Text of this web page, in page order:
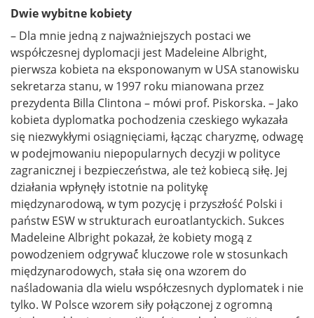
Dwie wybitne kobiety
– Dla mnie jedną z najważniejszych postaci we
współczesnej dyplomacji jest Madeleine Albright,
pierwsza kobieta na eksponowanym w USA stanowisku
sekretarza stanu, w 1997 roku mianowana przez
prezydenta Billa Clintona – mówi prof. Piskorska. – Jako
kobieta dyplomatka pochodzenia czeskiego wykazała
się niezwykłymi osiągnięciami, łącząc charyzmę, odwagę
w podejmowaniu niepopularnych decyzji w polityce
zagranicznej i bezpieczeństwa, ale też kobiecą siłę. Jej
działania wpłynęły istotnie na politykę̨
międzynarodową̨, w tym pozycję i przyszłość Polski i
państw ESW w strukturach euroatlantyckich. Sukces
Madeleine Albright pokazał, że kobiety mogą z
powodzeniem odgrywać́ kluczowe role w stosunkach
międzynarodowych, stała się ona wzorem do
naśladowania dla wielu współczesnych dyplomatek i nie
tylko. W Polsce wzorem siły połączonej z ogromną